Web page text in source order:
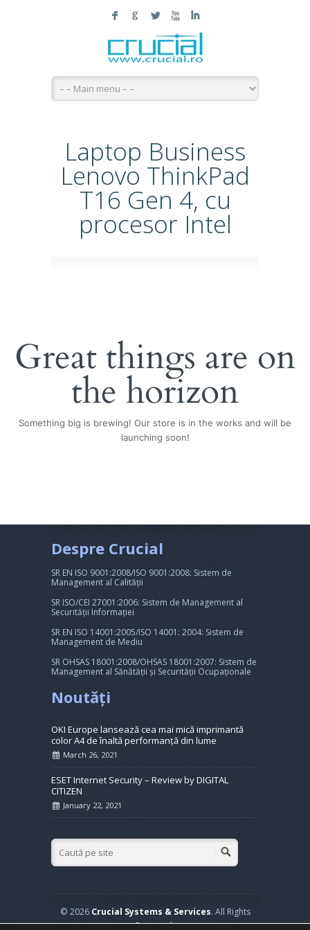
F G L X I
Laptop Business
Lenovo ThinkPad
T16 Gen 4, cu
procesor Intel
Great things are on
the horizon
Something big is brewing! Our store is in the works and will be
launching soon!
Despre Crucial
SR EN ISO 9001:2008/ISO 9001:2008: Sistem de
Management al Calității
SR ISO/CEI 27001:2006: Sistem de Management al
Securității Informației
SR EN ISO 14001:2005/ISO 14001: 2004: Sistem de
Management de Mediu
SR OHSAS 18001:2008/OHSAS 18001:2007: Sistem de
Management al Sănătății și Securității Ocupaționale
Noutăți
OKI Europe lansează cea mai mică imprimantă
color A4 de înaltă performanță din lume
March 26, 2021
ESET Internet Security – Review by DIGITAL
CITIZEN
January 22, 2021
© 2026 Crucial Systems & Services. All Rights
Reserved.